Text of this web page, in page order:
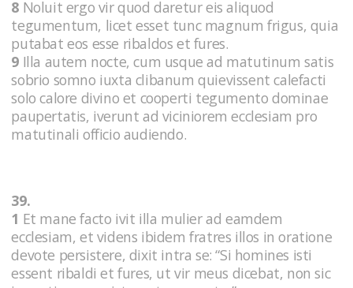
8 Noluit ergo vir quod daretur eis aliquod
tegumentum, licet esset tunc magnum frigus, quia
putabat eos esse ribaldos et fures.
9 Illa autem nocte, cum usque ad matutinum satis
sobrio somno iuxta clibanum quievissent calefacti
solo calore divino et cooperti tegumento dominae
paupertatis, iverunt ad viciniorem ecclesiam pro
matutinali officio audiendo.
39.
1 Et mane facto ivit illa mulier ad eamdem
ecclesiam, et videns ibidem fratres illos in oratione
devote persistere, dixit intra se: “Si homines isti
essent ribaldi et fures, ut vir meus dicebat, non sic